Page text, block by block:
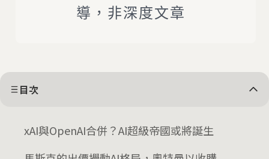
導，非深度文章
目次
xAI與OpenAI合併？AI超級帝國或將誕生